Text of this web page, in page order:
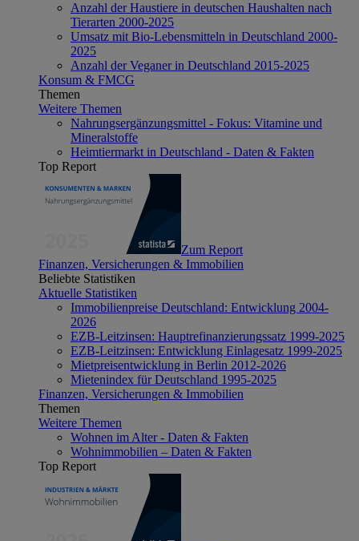
Anzahl der Haustiere in deutschen Haushalten nach
Tierarten 2000-2025
Umsatz mit Bio-Lebensmitteln in Deutschland 2000-
2025
Anzahl der Veganer in Deutschland 2015-2025
Konsum & FMCG
Themen
Weitere Themen
Nahrungsergänzungsmittel - Fokus: Vitamine und
Mineralstoffe
Heimtiermarkt in Deutschland - Daten & Fakten
Top Report
Zum Report
Finanzen, Versicherungen & Immobilien
Beliebte Statistiken
Aktuelle Statistiken
Immobilienpreise Deutschland: Entwicklung 2004-
2026
EZB-Leitzinsen: Hauptrefinanzierungssatz 1999-2025
EZB-Leitzinsen: Entwicklung Einlagesatz 1999-2025
Mietpreisentwicklung in Berlin 2012-2026
Mietenindex für Deutschland 1995-2025
Finanzen, Versicherungen & Immobilien
Themen
Weitere Themen
Wohnen im Alter - Daten & Fakten
Wohnimmobilien – Daten & Fakten
Top Report